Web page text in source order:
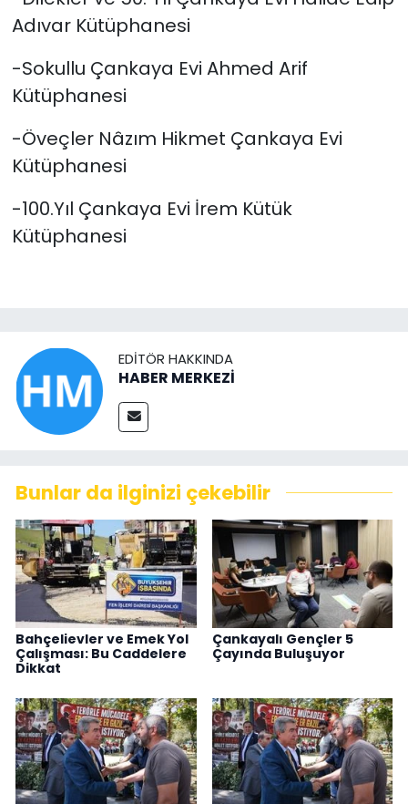
Adıvar Kütüphanesi
-Sokullu Çankaya Evi Ahmed Arif
Kütüphanesi
-Öveçler Nâzım Hikmet Çankaya Evi
Kütüphanesi
-100.Yıl Çankaya Evi İrem Kütük
Kütüphanesi
EDITÖR HAKKINDA
HABER MERKEZİ
Bunlar da ilginizi çekebilir
Bahçelievler ve Emek Yol
Çalışması: Bu Caddelere
Dikkat
Çankayalı Gençler 5
Çayında Buluşuyor